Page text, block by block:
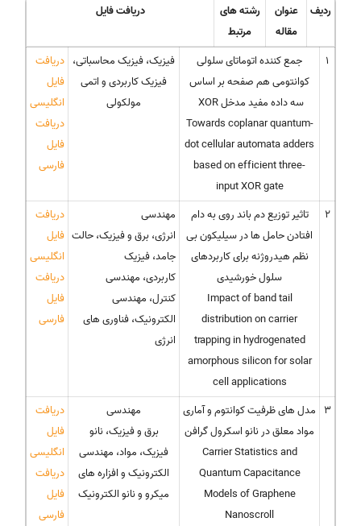
ردیف
عنوان
مقاله
رشته های
مرتبط
دریافت فایل
1
جمع کننده اتوماتای سلولی
کوانتومی هم صفحه بر اساس
سه داده مفید مدخل XOR
Towards coplanar quantum-
dot cellular automata adders
based on efficient three-
input XOR gate
فیزیک، فیزیک محاسباتی،
فیزیک کاربردی و اتمی
مولکولی
دریافت
فایل
انگلیسی
دریافت
فایل
فارسی
2
تاثیر توزیع دم باند روی به دام
افتادن حامل ها در سیلیکون بی
نظم هیدروژنه برای کاربردهای
سلول خورشیدی
Impact of band tail
distribution on carrier
trapping in hydrogenated
amorphous silicon for solar
cell applications
مهندسی
انرژی، برق و فیزیک، حالت
جامد، فیزیک
کاربردی، مهندسی
کنترل، مهندسی
الکترونیک، فناوری های
انرژی
دریافت
فایل
انگلیسی
دریافت
فایل
فارسی
3 مدل های ظرفیت کوانتوم و آماری
مواد معلق در نانو اسکرول گرافن
Carrier Statistics and
Quantum Capacitance
Models of Graphene
Nanoscroll
مهندسی
برق و فیزیک، نانو
فیزیک، مواد، مهندسی
الکترونیک و افزاره های
میکرو و نانو الکترونیک
دریافت
فایل
انگلیسی
دریافت
فایل
فارسی